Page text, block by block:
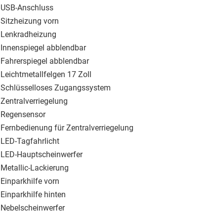
USB-Anschluss
Sitzheizung vorn
Lenkradheizung
Innenspiegel abblendbar
Fahrerspiegel abblendbar
Leichtmetallfelgen 17 Zoll
Schlüsselloses Zugangssystem
Zentralverriegelung
Regensensor
Fernbedienung für Zentralverriegelung
LED-Tagfahrlicht
LED-Hauptscheinwerfer
Metallic-Lackierung
Einparkhilfe vorn
Einparkhilfe hinten
Nebelscheinwerfer